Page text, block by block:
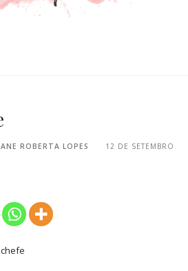
ROBERTA LOPES
12 DE SETEMBRO